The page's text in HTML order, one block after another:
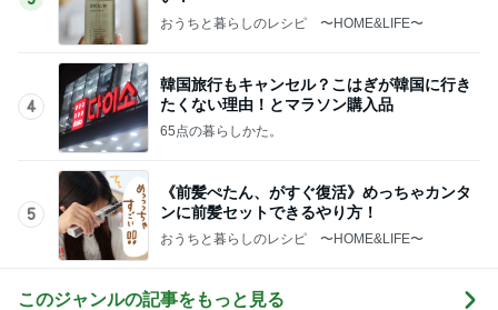
おうちと暮らしのレシピ 〜HOME&LIFE〜
4
韓国旅行もキャンセル？こはぎが韓国に行き
たくない理由！とマラソン購入品
65点の暮らしかた。
5
《前髪ぺたん、がすぐ復活》めっちゃカンタ
ンに前髪セットできるやり方！
おうちと暮らしのレシピ 〜HOME&LIFE〜
このジャンルの記事をもっと見る